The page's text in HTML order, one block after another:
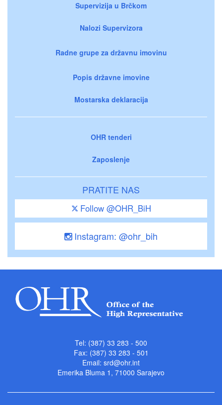
Supervizija u Brčkom
Nalozi Supervizora
Radne grupe za državnu imovinu
Popis državne imovine
Mostarska deklaracija
OHR tenderi
Zaposlenje
PRATITE NAS
Follow @OHR_BiH
Instagram: @ohr_bih
Tel: (387) 33 283 - 500
Fax: (387) 33 283 - 501
Email: srd@ohr.int
Emerika Bluma 1, 71000 Sarajevo